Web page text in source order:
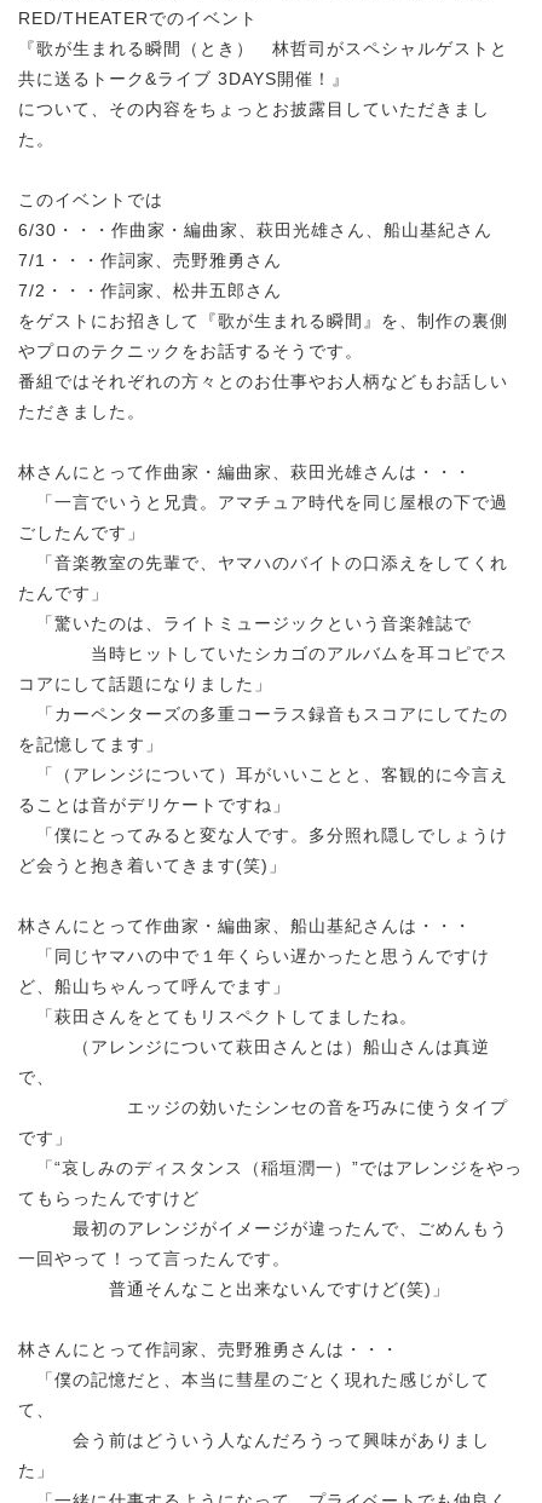
RED/THEATERでのイベント
『歌が生まれる瞬間（とき） 林哲司がスペシャルゲストと
共に送るトーク&ライブ 3DAYS開催！』
について、その内容をちょっとお披露目していただきまし
た。
このイベントでは
6/30・・・作曲家・編曲家、萩田光雄さん、船山基紀さん
7/1・・・作詞家、売野雅勇さん
7/2・・・作詞家、松井五郎さん
をゲストにお招きして『歌が生まれる瞬間』を、制作の裏側
やプロのテクニックをお話するそうです。
番組ではそれぞれの方々とのお仕事やお人柄などもお話しい
ただきました。
林さんにとって作曲家・編曲家、萩田光雄さんは・・・
「一言でいうと兄貴。アマチュア時代を同じ屋根の下で過
ごしたんです」
「音楽教室の先輩で、ヤマハのバイトの口添えをしてくれ
たんです」
「驚いたのは、ライトミュージックという音楽雑誌で
当時ヒットしていたシカゴのアルバムを耳コピでス
コアにして話題になりました」
「カーペンターズの多重コーラス録音もスコアにしてたの
を記憶してます」
「（アレンジについて）耳がいいことと、客観的に今言え
ることは音がデリケートですね」
「僕にとってみると変な人です。多分照れ隠しでしょうけ
ど会うと抱き着いてきます(笑)」
林さんにとって作曲家・編曲家、船山基紀さんは・・・
「同じヤマハの中で１年くらい遅かったと思うんですけ
ど、船山ちゃんって呼んでます」
「萩田さんをとてもリスペクトしてましたね。
（アレンジについて萩田さんとは）船山さんは真逆
で、
エッジの効いたシンセの音を巧みに使うタイプ
です」
「“哀しみのディスタンス（稲垣潤一）”ではアレンジをやっ
てもらったんですけど
最初のアレンジがイメージが違ったんで、ごめんもう
一回やって！って言ったんです。
普通そんなこと出来ないんですけど(笑)」
林さんにとって作詞家、売野雅勇さんは・・・
「僕の記憶だと、本当に彗星のごとく現れた感じがして
て、
会う前はどういう人なんだろうって興味がありまし
た」